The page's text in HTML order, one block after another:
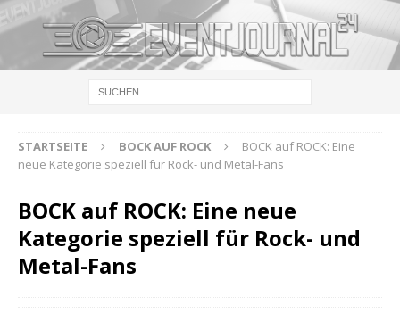
STARTSEITE BOCK AUF ROCK
BOCK auf ROCK: Eine
neue Kategorie speziell für Rock- und Metal-Fans
BOCK auf ROCK: Eine neue
Kategorie speziell für Rock- und
Metal-Fans